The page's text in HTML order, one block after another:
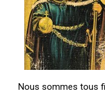
Nous sommes tous